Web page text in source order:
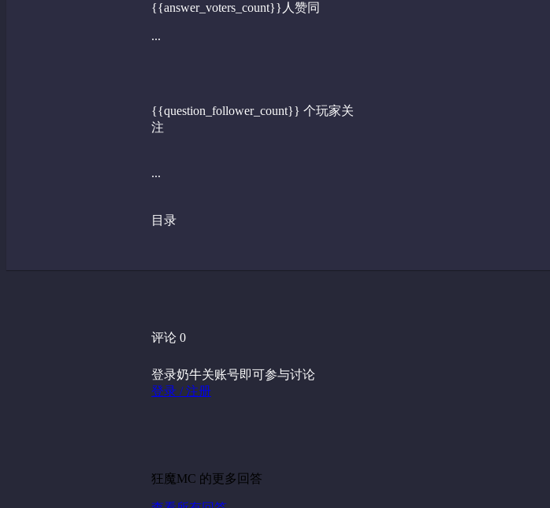
{{answer_voters_count}}人赞同
...
{{question_follower_count}} 个玩家关
注
...
目录
评论 0
登录奶牛关账号即可参与讨论
登录 / 注册
狂魔MC 的更多回答